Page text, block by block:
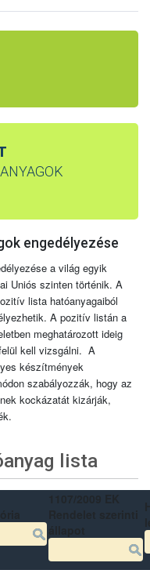
engedélyezése
a világ egyik
Uniós szinten történik. A
lista hatóanyagaiból
A pozitív listán a
meghatározott ideig
kell vizsgálni. A
készítmények
szabályozzák, hogy az
kockázatát kizárják,
lista